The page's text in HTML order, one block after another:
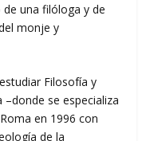
de una filóloga y de
monje y
Filosofía y
–donde se especializa
en 1996 con
de la